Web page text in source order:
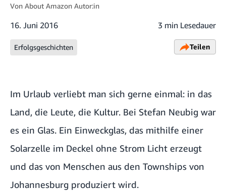
Von About Amazon Autor:in
16. Juni 2016 3 min Lesedauer
Erfolgsgeschichten Teilen
Im Urlaub verliebt man sich gerne einmal: in das
Land, die Leute, die Kultur. Bei Stefan Neubig war
es ein Glas. Ein Einweckglas, das mithilfe einer
Solarzelle im Deckel ohne Strom Licht erzeugt
und das von Menschen aus den Townships von
Johannesburg produziert wird.